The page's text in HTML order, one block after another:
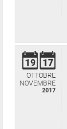
19 17
OTTOBRE
NOVEMBRE
2017